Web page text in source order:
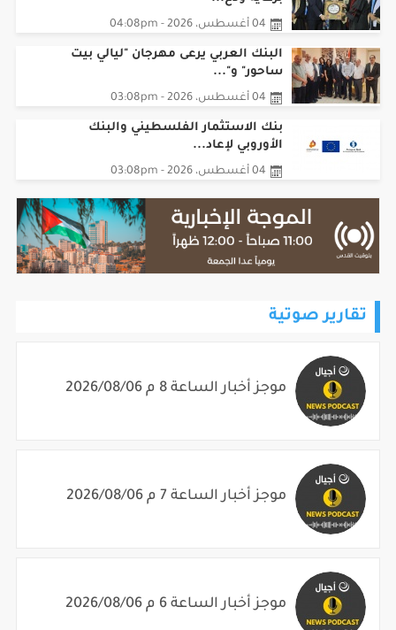
04 أغسطس، 2026 - 04:08pm
البنك العربي يرعى مهرجان "ليالي بيت
ساحور" و"...
04 أغسطس، 2026 - 03:08pm
بنك الاستثمار الفلسطيني والبنك
الأوروبي لإعاد...
04 أغسطس، 2026 - 03:08pm
تقارير صوتية
موجز أخبار الساعة 8 م 2026/08/06
موجز أخبار الساعة 7 م 2026/08/06
موجز أخبار الساعة 6 م 2026/08/06